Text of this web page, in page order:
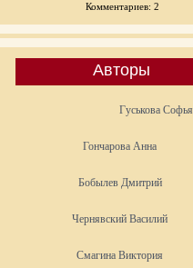
Комментариев: 2
Авторы
Гуськова Софья
Гончарова Анна
Бобылев Дмитрий
Чернявский Василий
Смагина Виктория